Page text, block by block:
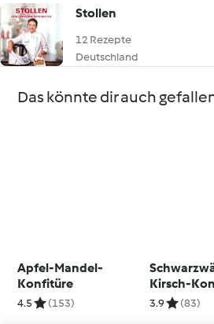
Stollen
12 Rezepte
Deutschland
Das könnte dir auch
Apfel-Mandel-
Konfitüre
4.5 (153)
Kirsch-
3.9 (83)